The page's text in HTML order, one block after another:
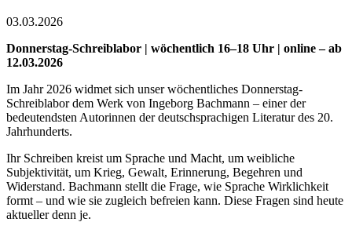
03.03.2026
Donnerstag-Schreiblabor | wöchentlich 16–18 Uhr | online – ab
12.03.2026
Im Jahr 2026 widmet sich unser wöchentliches Donnerstag-
Schreiblabor dem Werk von Ingeborg Bachmann – einer der
bedeutendsten Autorinnen der deutschsprachigen Literatur des 20.
Jahrhunderts.
Ihr Schreiben kreist um Sprache und Macht, um weibliche
Subjektivität, um Krieg, Gewalt, Erinnerung, Begehren und
Widerstand. Bachmann stellt die Frage, wie Sprache Wirklichkeit
formt – und wie sie zugleich befreien kann. Diese Fragen sind heute
aktueller denn je.